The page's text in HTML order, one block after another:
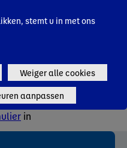
intrekken door
rechten wenst uit te
in
stemt u in met ons
Weiger alle cookies
aanpassen